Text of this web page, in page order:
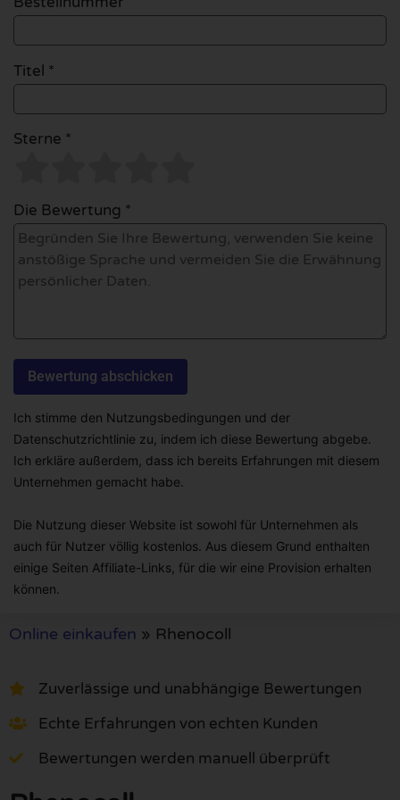
Titel *
Sterne *
Die Bewertung *
Ich stimme den Nutzungsbedingungen und der
Datenschutzrichtlinie zu, indem ich diese Bewertung abgebe.
Ich erkläre außerdem, dass ich bereits Erfahrungen mit diesem
Unternehmen gemacht habe.
Die Nutzung dieser Website ist sowohl für Unternehmen als
auch für Nutzer völlig kostenlos. Aus diesem Grund enthalten
einige Seiten Affiliate-Links, für die wir eine Provision erhalten
können.
Online einkaufen » Rhenocoll
Zuverlässige und unabhängige Bewertungen
Echte Erfahrungen von echten Kunden
Bewertungen werden manuell überprüft